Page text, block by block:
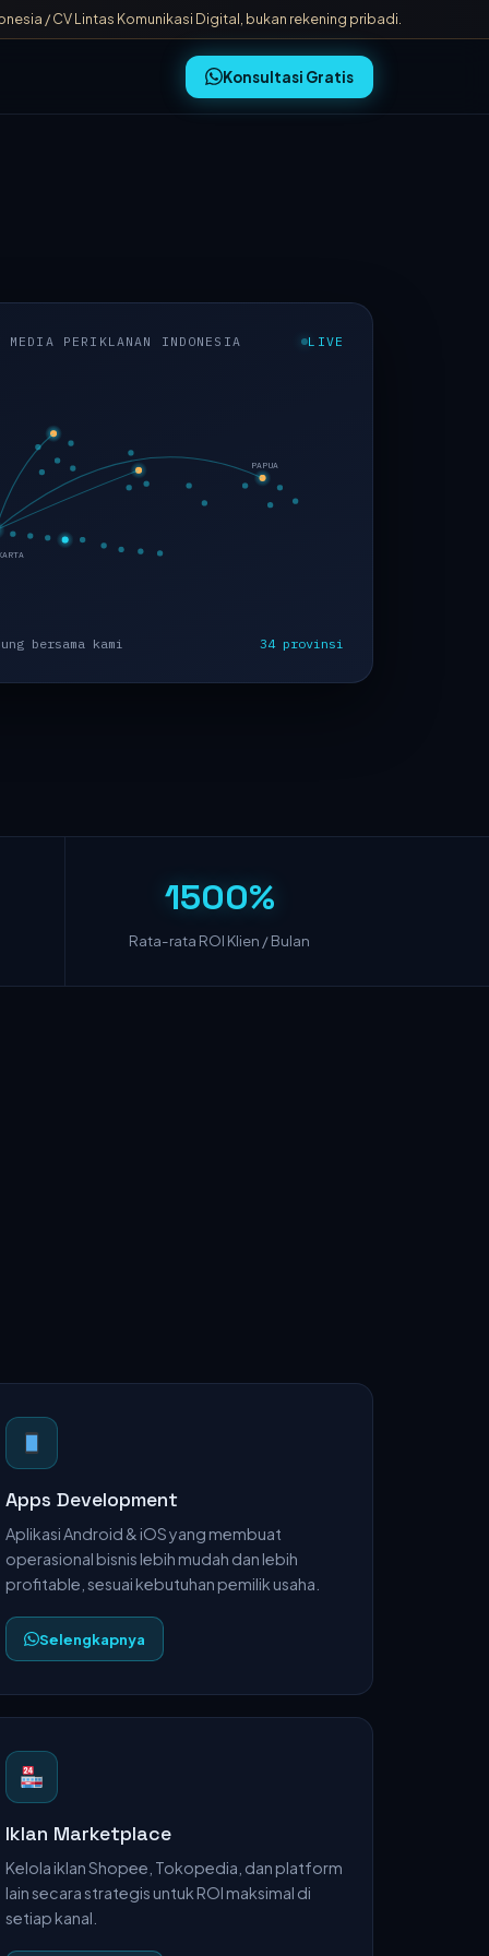
/ CV Lintas Komunikasi Digital, bukan rekening pribadi.
Konsultasi Gratis
MEDIA PERIKLANAN INDONESIA LIVE
PAPUA
bersama kami 34 provinsi
1500%
Rata-rata ROI Klien / Bulan
Apps Development
Aplikasi Android & iOS yang membuat
operasional bisnis lebih mudah dan lebih
profitable, sesuai kebutuhan pemilik usaha.
Selengkapnya
Iklan Marketplace
Kelola iklan Shopee, Tokopedia, dan platform
lain secara strategis untuk ROI maksimal di
setiap kanal.